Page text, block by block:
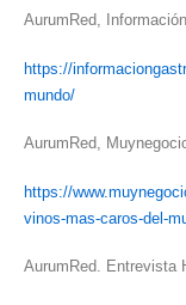
AurumRed,
https://
mundo/
AurumRed,
https://
vinos-mas-caros-del-
AurumRed. Entrevista